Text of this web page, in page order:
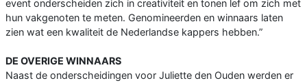
event onderscheiden zich in creativiteit en tonen lef om zich met
hun vakgenoten te meten. Genomineerden en winnaars laten
zien wat een kwaliteit de Nederlandse kappers hebben.”
DE OVERIGE WINNAARS
Naast de onderscheidingen voor Juliette den Ouden werden er